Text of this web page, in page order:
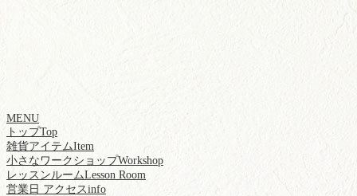
MENU
トップTop
雑貨アイテムItem
小さなワークショップWorkshop
レッスンルームLesson Room
営業日 アクセスinfo